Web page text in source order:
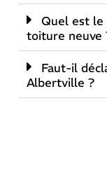
Quel est le
toiture neuve
Faut-il
Albertville ?